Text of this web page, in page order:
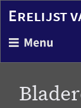
en
inhoud
gaan
Erelijst
Zoek op naam